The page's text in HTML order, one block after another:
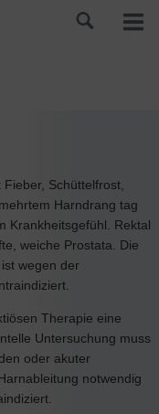
Schüttelfrost,
Harndrang tag
Krankheitsgefühl. Rektal
weiche Prostata. Die
wegen der
Therapie eine
Untersuchung muss
oder akuter
notwendig